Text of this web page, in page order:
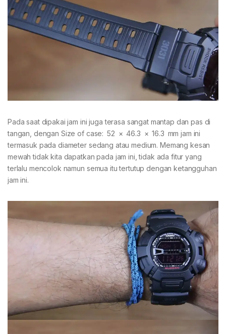
Pada saat dipakai jam ini juga terasa sangat mantap dan pas di
tangan, dengan Size of case: 52 × 46.3 × 16.3 mm jam ini
termasuk pada diameter sedang atau medium. Memang kesan
mewah tidak kita dapatkan pada jam ini, tidak ada fitur yang
terlalu mencolok namun semua itu tertutup dengan ketangguhan
jam ini.